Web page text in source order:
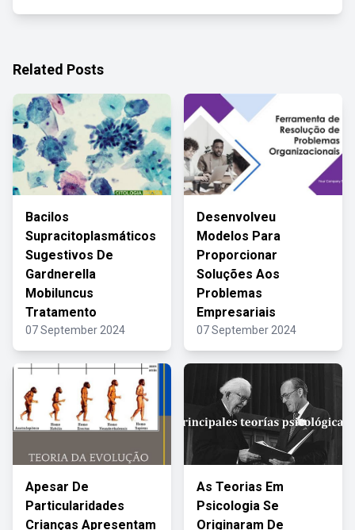
Related Posts
Bacilos
Supracitoplasmáticos
Sugestivos De
Gardnerella
Mobiluncus
Tratamento
07 September 2024
Desenvolveu
Modelos Para
Proporcionar
Soluções Aos
Problemas
Empresariais
07 September 2024
Apesar De
Particularidades
Crianças Apresentam
As Teorias Em
Psicologia Se
Originaram De